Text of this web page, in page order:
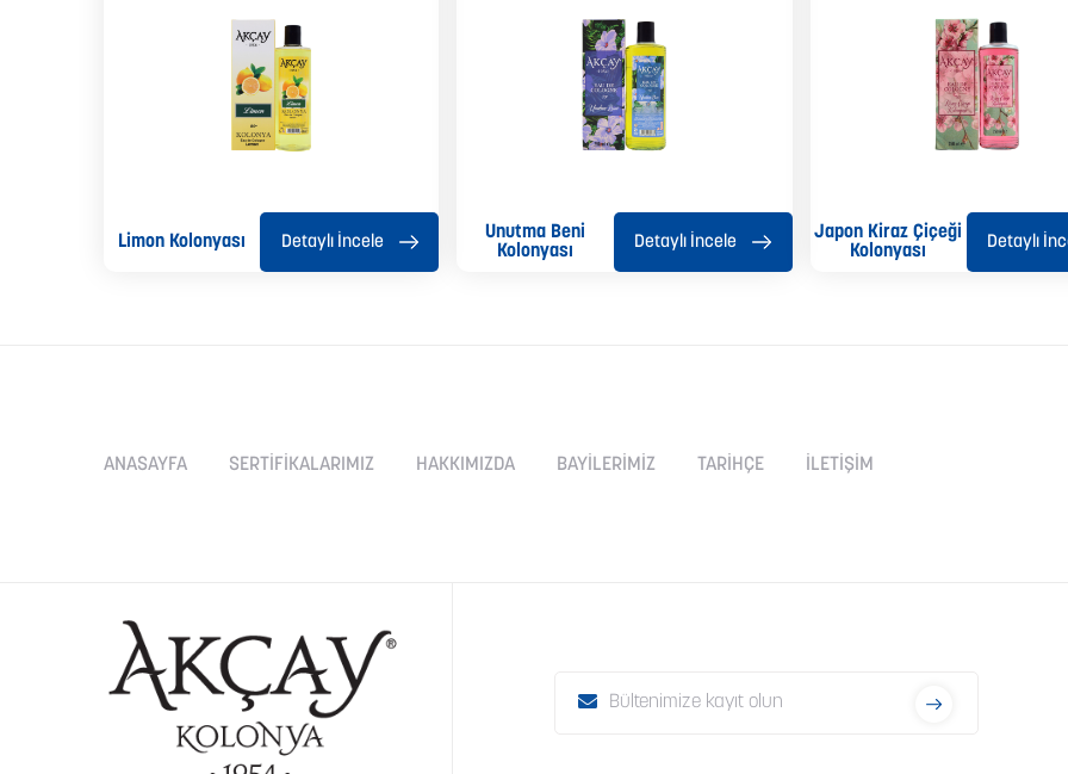
Limon Kolonyası Detaylı İncele
Unutma Beni
Kolonyası
Detaylı İncele
Japon Kiraz Çiçeği
Kolonyası
Detaylı
ANASAYFA SERTİFİKALARIMIZ HAKKIMIZDA BAYİLERİMİZ TARİHÇE İLETİŞİM